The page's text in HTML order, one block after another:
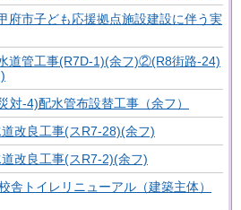
府市子ども応援拠点施設建設に伴う実
道管工事(R7D-1)(余フ)②(R8街路-24)
対-4)配水管布設替工事（余フ）
道改良工事(スR7-28)(余フ)
道改良工事(スR7-2)(余フ)
舎トイレリニューアル（建築主体）